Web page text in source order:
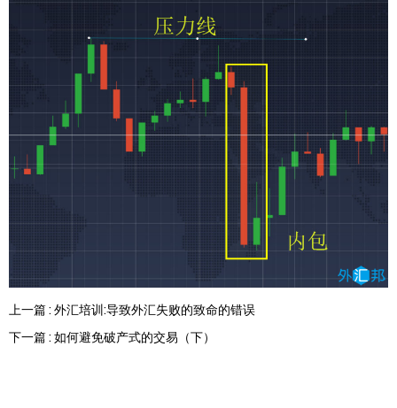
上一篇 : 外汇培训:导致外汇失败的致命的错误
下一篇 : 如何避免破产式的交易（下）